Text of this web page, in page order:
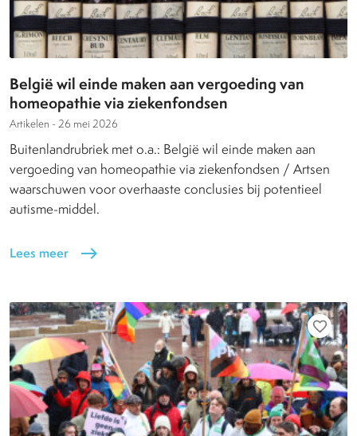
België wil einde maken aan vergoeding van
homeopathie via ziekenfondsen
Artikelen - 26 mei 2026
Buitenlandrubriek met o.a.: België wil einde maken aan
vergoeding van homeopathie via ziekenfondsen / Artsen
waarschuwen voor overhaaste conclusies bij potentieel
autisme-middel.
Lees meer east
favorite_border